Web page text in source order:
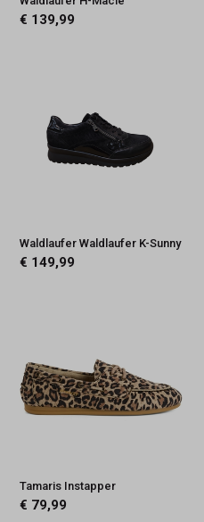
€ 139,99
Waldlaufer Waldlaufer K-Sunny
€ 149,99
Tamaris Instapper
€ 79,99